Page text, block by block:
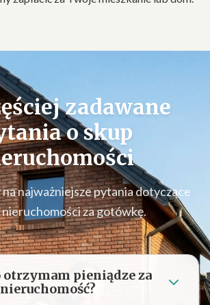
zadawane
oskup
najważniejsze pytania dotyczące
nieruchomości za gotówkę.
otrzymam pieniądze za